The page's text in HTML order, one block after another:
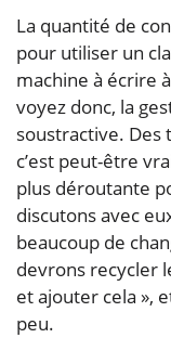
La quantité de
pour utiliser un
machine à écrire
voyez donc, la
soustractive. Des
c’est peut-être
plus déroutante
discutons avec
beaucoup de
devrons recycler
et ajouter cela »,
peu.